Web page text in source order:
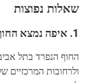
שאלות נפוצות
1. איפה נמצא החוף הנפרד בתל אביב?
החוף הנפרד בתל
ולרחובות המרכזיים